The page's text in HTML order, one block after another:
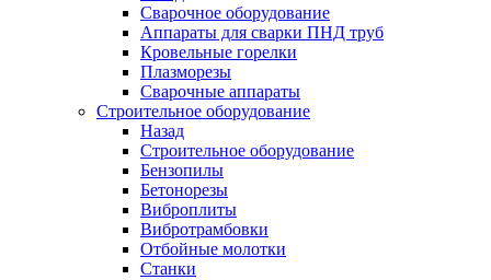
Сварочное оборудование
Аппараты для сварки ПНД труб
Кровельные горелки
Плазморезы
Сварочные аппараты
Строительное оборудование
Назад
Строительное оборудование
Бензопилы
Бетонорезы
Виброплиты
Вибротрамбовки
Отбойные молотки
Станки